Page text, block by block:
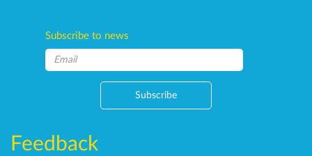
Subscribe to news
Subscribe
Feedback